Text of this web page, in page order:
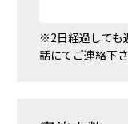
※2日経過しても
話にてご連絡下